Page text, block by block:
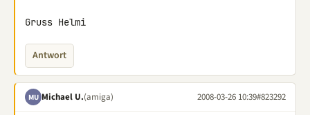
Gruss Helmi
Antwort
MU Michael U.(amiga) 2008-03-26 10:39#823292